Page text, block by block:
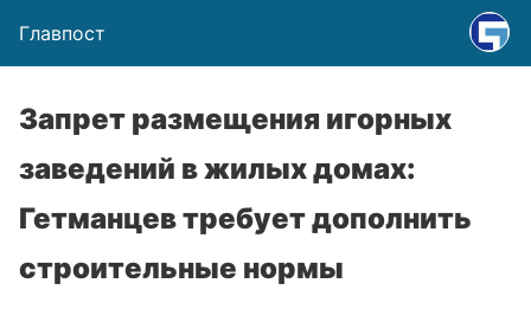
Главпост
Запрет размещения игорных
заведений в жилых домах:
Гетманцев требует дополнить
строительные нормы